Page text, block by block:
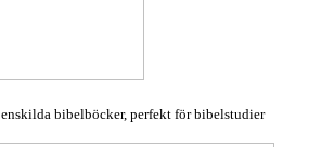
enskilda bibelböcker, perfekt för bibelstudier